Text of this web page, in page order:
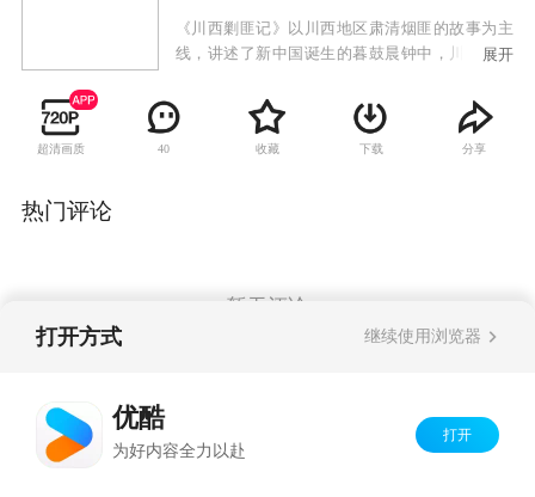
《川西剿匪记》以川西地区肃清烟匪的故事为主
线，讲述了新中国诞生的暮鼓晨钟中，川西烟道
对苦命鸳鸯的爱恨情仇。剧中的热血青春、兄弟
情义也是一大亮点。周致斌、张济邦和黄登宝三
兄弟的命运走向、情义走向，必将让观众一路牵
展开
超清画质 40 收藏 下载 分享
热门评论
暂无评论
打开方式 继续使用浏览器
优酷
为好内容全力以赴
打开